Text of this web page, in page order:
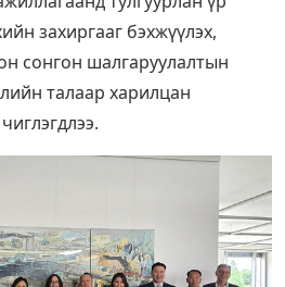
захиргааг бэхжүүлэх,
сонгон шалгаруулалтын
талаар харилцан